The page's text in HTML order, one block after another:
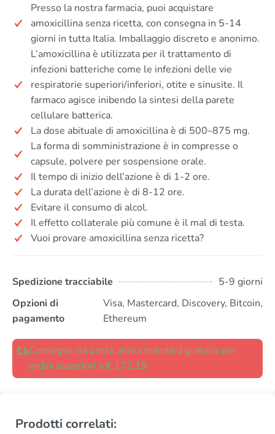
Presso la nostra farmacia, puoi acquistare
amoxicillina senza ricetta, con consegna in 5-14
giorni in tutta Italia. Imballaggio discreto e anonimo.
L’amoxicillina è utilizzata per il trattamento di
infezioni batteriche come le infezioni delle vie
respiratorie superiori/inferiori, otite e sinusite. Il
farmaco agisce inibendo la sintesi della parete
cellulare batterica.
La dose abituale di amoxicillina è di 500–875 mg.
La forma di somministrazione è in compresse o
capsule, polvere per sospensione orale.
Il tempo di inizio dell’azione è di 1-2 ore.
La durata dell’azione è di 8-12 ore.
Evitare il consumo di alcol.
Il effetto collaterale più comune è il mal di testa.
Vuoi provare amoxicillina senza ricetta?
Spedizione tracciabile
5-9 giorni
Opzioni di
pagamento
Visa, Mastercard, Discovery, Bitcoin,
Ethereum
Consegna via posta aerea standard gratuita per
ordini superiori a € 172,19
Prodotti correlati: